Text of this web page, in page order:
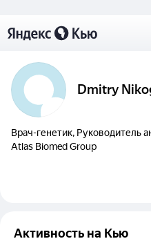
Dmitry
Врач-генетик, Руководитель
Atlas Biomed Group
Активность на Кью